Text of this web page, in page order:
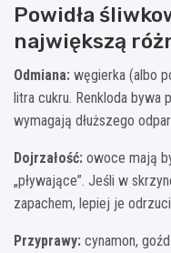
Powidła
największą
Odmiana: węgierka (albo
litra cukru. Renkloda bywa
wymagają dłuższego
Dojrzałość: owoce mają
„pływające”. Jeśli w
zapachem, lepiej je
Przyprawy: cynamon,